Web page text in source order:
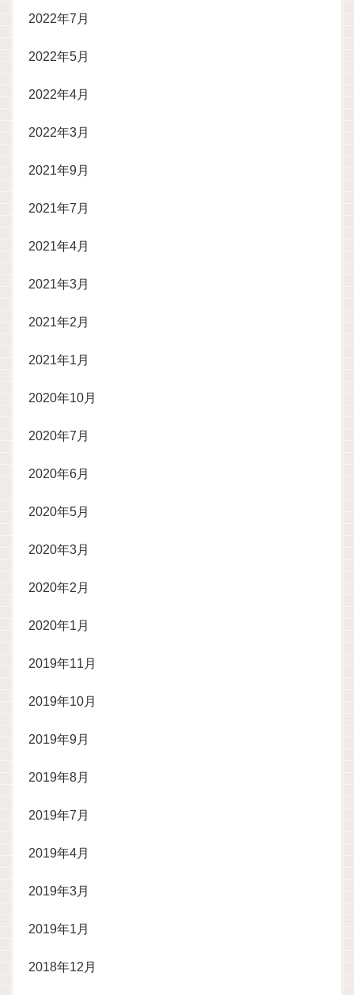
2022年7月
2022年5月
2022年4月
2022年3月
2021年9月
2021年7月
2021年4月
2021年3月
2021年2月
2021年1月
2020年10月
2020年7月
2020年6月
2020年5月
2020年3月
2020年2月
2020年1月
2019年11月
2019年10月
2019年9月
2019年8月
2019年7月
2019年4月
2019年3月
2019年1月
2018年12月